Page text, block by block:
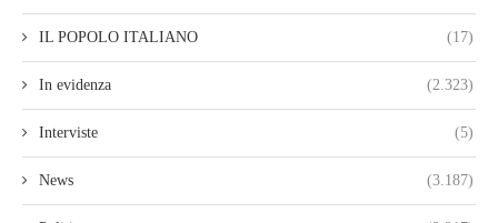
IL POPOLO ITALIANO (17)
In evidenza (2.323)
Interviste (5)
News (3.187)